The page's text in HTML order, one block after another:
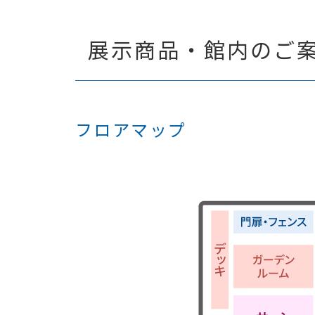
展示商品・館内のご
フロアマップ